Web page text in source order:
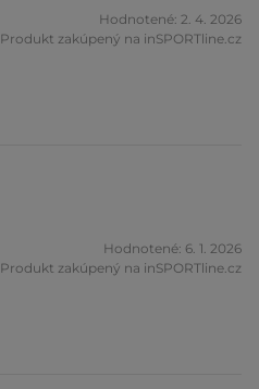
Hodnotené: 2. 4. 2026
Produkt zakúpený na inSPORTline.cz
Hodnotené: 6. 1. 2026
Produkt zakúpený na inSPORTline.cz